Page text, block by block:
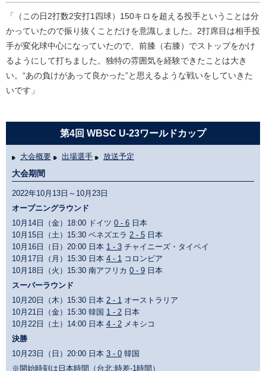
「（この日2打数2安打1四球）150キロを超える投手ということは分
かっていたので振り抜くことだけを意識しました。2打席目は相手投
手が変化球中心になっていたので、前膝（右膝）でストップをかけ
るようにして打ちました。独特の雰囲気を経験できたことは大き
い。“あの負けがあって良かった”と思えるような戦いをしていきた
いです」
第4回 WBSC U-23ワールドカップ
大会概要 出場選手 放送予定
大会期間
2022年10月13日～10月23日
オープニングラウンド
10月14日（金）18:00 ドイツ 0 - 6 日本
10月15日（土）15:30 ベネズエラ 2 - 5 日本
10月16日（日）20:00 日本 1 - 3 チャイニーズ・タイペイ
10月17日（月）15:30 日本 4 - 1 コロンビア
10月18日（火）15:30 南アフリカ 0 - 9 日本
スーパーラウンド
10月20日（木）15:30 日本 2 - 1 オーストラリア
10月21日（金）15:30 韓国 1 - 2 日本
10月22日（土）14:00 日本 4 - 2 メキシコ
決勝
10月23日（日）20:00 日本 3 - 0 韓国
※開始時刻は日本時間（台北:時差-1時間）